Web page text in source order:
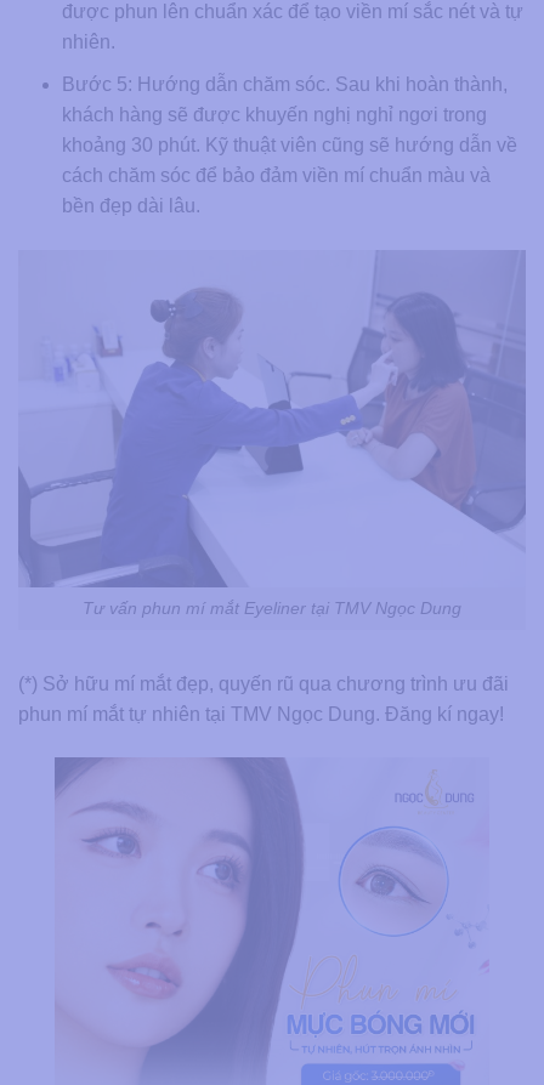
được phun lên chuẩn xác để tạo viền mí sắc nét và tự
nhiên.
Bước 5: Hướng dẫn chăm sóc. Sau khi hoàn thành,
khách hàng sẽ được khuyến nghị nghỉ ngơi trong
khoảng 30 phút. Kỹ thuật viên cũng sẽ hướng dẫn về
cách chăm sóc để bảo đảm viền mí chuẩn màu và
bền đẹp dài lâu.
Tư vấn phun mí mắt Eyeliner tại TMV Ngọc Dung
(*) Sở hữu mí mắt đẹp, quyến rũ qua chương trình ưu đãi
phun mí mắt tự nhiên tại TMV Ngọc Dung. Đăng kí ngay!